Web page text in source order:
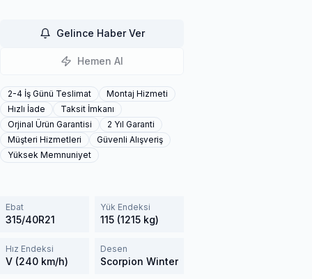
Gelince Haber Ver
Hemen Al
2-4 İş Günü Teslimat
Montaj Hizmeti
Hızlı İade
Taksit İmkanı
Orjinal Ürün Garantisi
2 Yıl Garanti
Müşteri Hizmetleri
Güvenli Alışveriş
Yüksek Memnuniyet
Ebat
315/40R21
Yük Endeksi
115 (1215 kg)
Hız Endeksi
V (240 km/h)
Desen
Scorpion Winter